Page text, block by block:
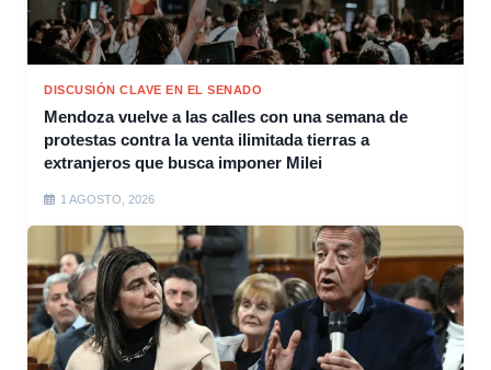
DISCUSIÓN CLAVE EN EL SENADO
Mendoza vuelve a las calles con una semana de
protestas contra la venta ilimitada tierras a
extranjeros que busca imponer Milei
1 AGOSTO, 2026